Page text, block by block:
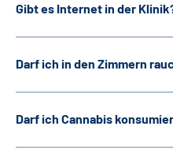
Sozialdienste & Zuweisende
Leichte Sprache
Gibt es Internet in der
Darf ich in den Zimmern
Darf ich Cannabis